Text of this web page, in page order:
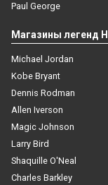
Paul George
Магазины легенд
Michael Jordan
Kobe Bryant
Dennis Rodman
Allen Iverson
Magic Johnson
Larry Bird
Shaquille O'Neal
Charles Barkley